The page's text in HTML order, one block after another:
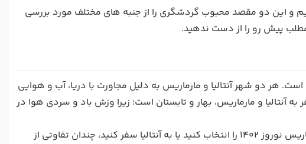
و این دو مقصد محبوب گردشگری را از جنبه های مختلف مورد بررسی
پیش رو را از دست ندهید.
هر دو شهر آنتالیا و مارماریس به دلیل مجاورت با دریا، آب و هوایی
آنتالیا و مارماریس، بهار و تابستان است؛ زیرا وزش باد و سردی هوا در
تا به این لحظه هر دو شهر در شرایط یکسانی هستند؛ پس اگر تور مارماریس نوروز ۱۴۰۲ را انتخاب کنید یا به آنتالیا سفر کنید، چندان تفاوتی از